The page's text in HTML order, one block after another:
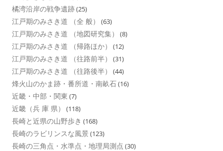
橘湾沿岸の戦争遺跡(25)
江戸期のみさき道 （全 般） (63)
江戸期のみさき道 （地図研究集） (8)
江戸期のみさき道 （帰路ほか） (12)
江戸期のみさき道 （往路前半） (31)
江戸期のみさき道 （往路後半） (44)
烽火山のかま跡・番所道・南畝石(16)
近畿・中部・関東 (7)
近畿（兵 庫 県） (118)
長崎と近県の山野歩き (168)
長崎のラビリンスな風景 (123)
長崎の三角点・水準点・地理局測点 (30)